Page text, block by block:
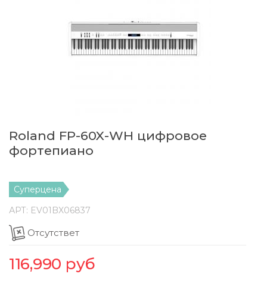
Roland FP-60X-WH цифровое
фортепиано
Суперцена
АРТ: EV01BX06837
Отсутствет
116,990 руб